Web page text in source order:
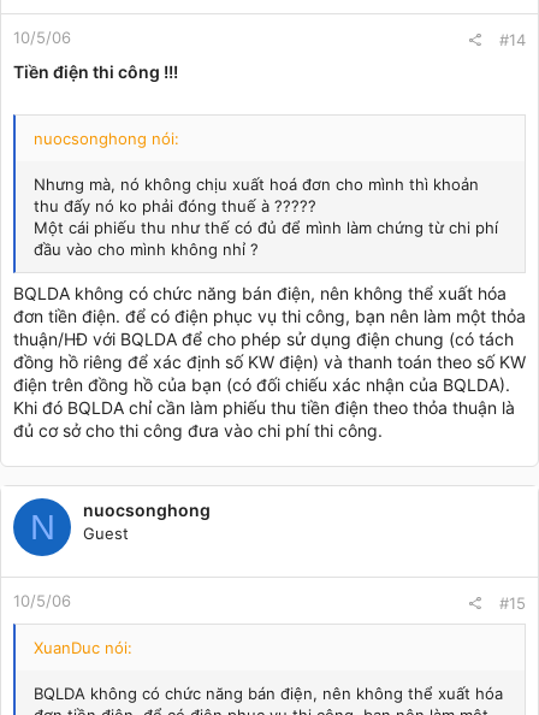
10/5/06 #14
Tiền điện thi công !!!
nuocsonghong nói:
Nhưng mà, nó không chịu xuất hoá đơn cho mình thì khoản
thu đấy nó ko phải đóng thuế à ?????
Một cái phiếu thu như thế có đủ để mình làm chứng từ chi phí
đầu vào cho mình không nhỉ ?
BQLDA không có chức năng bán điện, nên không thể xuất hóa
đơn tiền điện. để có điện phục vụ thi công, bạn nên làm một thỏa
thuận/HĐ với BQLDA để cho phép sử dụng điện chung (có tách
đồng hồ riêng để xác định số KW điện) và thanh toán theo số KW
điện trên đồng hồ của bạn (có đối chiếu xác nhận của BQLDA).
Khi đó BQLDA chỉ cần làm phiếu thu tiền điện theo thỏa thuận là
đủ cơ sở cho thi công đưa vào chi phí thi công.
N nuocsonghong
Guest
10/5/06 #15
XuanDuc nói:
BQLDA không có chức năng bán điện, nên không thể xuất hóa